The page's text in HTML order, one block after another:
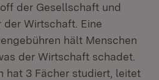
der Gesellschaft und
Wirtschaft. Eine
hält Menschen
der Wirtschaft schadet.
hat 3 Fächer studiert, leitet